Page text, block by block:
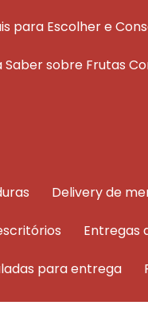
para Escolher e
Saber sobre Frutas
delivery de
entregas
para entrega